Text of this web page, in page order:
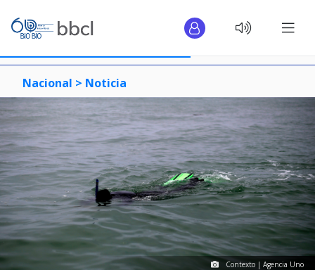
Nacional > Noticia
Contexto | Agencia Uno